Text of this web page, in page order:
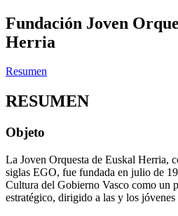
Fundación Joven
Herria
Resumen
RESUMEN
Objeto
La Joven Orquesta de Euskal Herria,
siglas EGO, fue fundada en julio de
Cultura del Gobierno Vasco como un
estratégico, dirigido a las y los jóvenes